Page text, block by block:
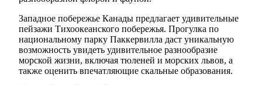
Западное побережье Канады предлагает удивительные
пейзажи Тихоокеанского побережья. Прогулка по
национальному парку Паккервилла даст уникальную
возможность увидеть удивительное разнообразие
морской жизни, включая тюленей и морских львов, а
также оценить впечатляющие скальные образования.